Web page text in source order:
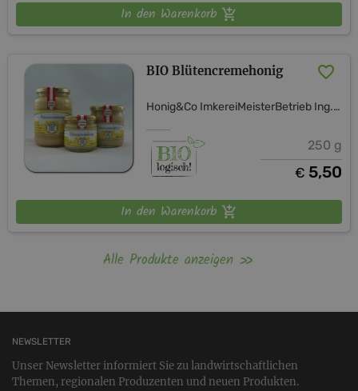
In den Warenkorb
BIO Blütencremehonig
Honig&Co ImkereiMeisterBetrieb Ing. Verena Hagelkruys
250 g
€ 5,50
In den Warenkorb
Alle Produkte anzeigen
NEWSLETTER
Unser Newsletter informiert Sie zu landwirtschaftlichen
Themen, regionalen Produzenten und neuen Produkten.